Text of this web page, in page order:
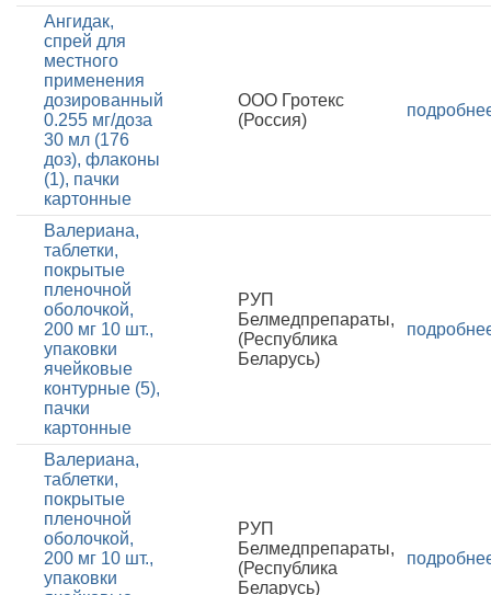
Ангидак,
спрей для
местного
применения
дозированный
0.255 мг/доза
30 мл (176
доз), флаконы
(1), пачки
картонные
ООО Гротекс
(Россия)
Валериана,
таблетки,
покрытые
пленочной
оболочкой,
200 мг 10 шт.,
упаковки
ячейковые
контурные (5),
пачки
картонные
РУП
Белмедпрепараты,
(Республика
Беларусь)
Валериана,
таблетки,
покрытые
пленочной
оболочкой,
200 мг 10 шт.,
упаковки
РУП
Белмедпрепараты,
(Республика
Беларусь)